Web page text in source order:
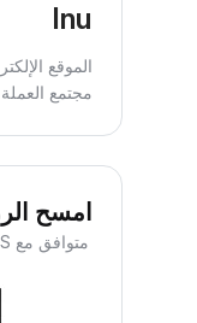
Inu
الموقع
مجتمع العملة
امسح
متوافق مع iOS و Android (الجوال والأجهزة اللوحية)